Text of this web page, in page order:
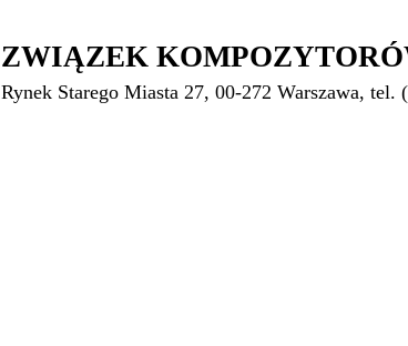
ZWIĄZEK
Rynek Starego Miasta 27, 00-272 Warszawa,